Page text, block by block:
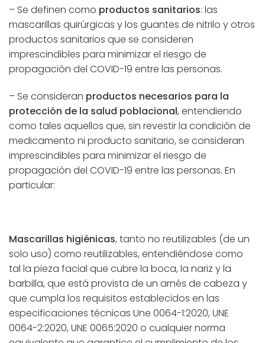
– Se definen como productos sanitarios: las
mascarillas quirúrgicas y los guantes de nitrilo y otros
productos sanitarios que se consideren
imprescindibles para minimizar el riesgo de
propagación del COVID-19 entre las personas.
– Se consideran productos necesarios para la
protección de la salud poblacional, entendiendo
como tales aquellos que, sin revestir la condición de
medicamento ni producto sanitario, se consideran
imprescindibles para minimizar el riesgo de
propagación del COVID-19 entre las personas. En
particular:
Mascarillas higiénicas, tanto no reutilizables (de un
solo uso) como reutilizables, entendiéndose como
tal la pieza facial que cubre la boca, la nariz y la
barbilla, que está provista de un arnés de cabeza y
que cumpla los requisitos establecidos en las
especificaciones técnicas Une 0064-1:2020, UNE
0064-2:2020, UNE 0065:2020 o cualquier norma